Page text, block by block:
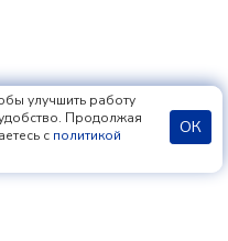
улучшить работу
Продолжая
с политикой
ОК